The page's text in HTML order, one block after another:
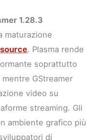
1.28.3
maturazione
. Plasma rende
soprattutto
mentre GStreamer
video su
streaming. Gli
ambiente grafico più
di